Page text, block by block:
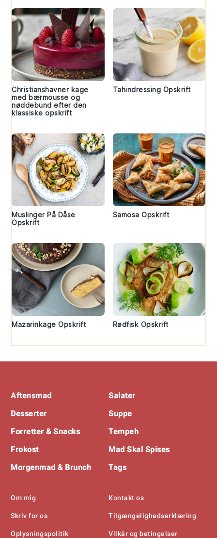
Christianshavner kage
med bærmousse og
nøddebund efter den
klassiske opskrift
Tahindressing Opskrift
Muslinger På Dåse
Opskrift
Samosa Opskrift
Mazarinkage Opskrift Rødfisk Opskrift
Aftensmad
Desserter
Forretter & Snacks
Frokost
Morgenmad & Brunch
Salater
Suppe
Tempeh
Mad Skal Spises
Tags
Om mig
Skriv for os
Oplysningspolitik
Kontakt os
Tilgængelighedserklæring
Vilkår og betingelser